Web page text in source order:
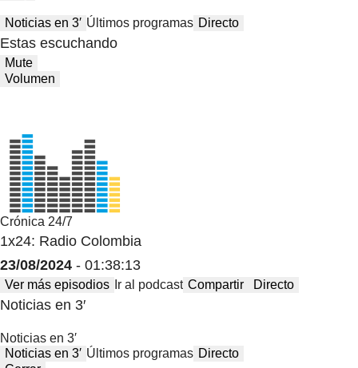
Noticias en 3′ Últimos programas Directo
Estas escuchando
Mute
Volumen
Crónica 24/7
1x24: Radio Colombia
23/08/2024 - 01:38:13
Ver más episodios Ir al podcast Compartir Directo
Noticias en 3′
Noticias en 3′
Noticias en 3′ Últimos programas Directo